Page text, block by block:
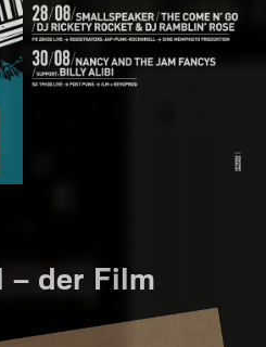
– der Film